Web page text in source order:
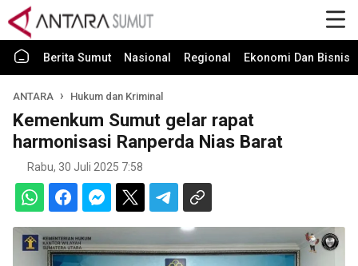
Berita Sumut Nasional Regional Ekonomi Dan Bisnis
ANTARA Hukum dan Kriminal
Kemenkum Sumut gelar rapat
harmonisasi Ranperda Nias Barat
Rabu, 30 Juli 2025 7:58